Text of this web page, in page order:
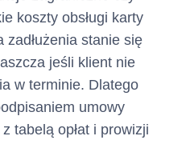
Kwota do Zapłaty stanowi
kwotę Zadłużenia.
Klient może dokonać
wcześniejszej spłatycałości
wykorzystanego Limitu
Kredytowego jeszcze przed
koszty obsługi karty
zadłużenia stanie się
jeśli klient nie
w terminie. Dlatego
umowy
tabelą opłat i prowizji